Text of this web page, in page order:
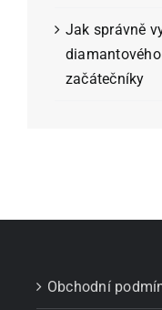
Jak správně
začátečníky
Obchodní